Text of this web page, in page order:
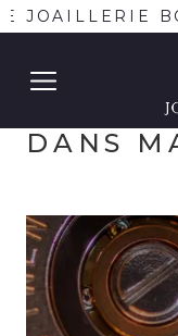
JOAILLERIE
DANS